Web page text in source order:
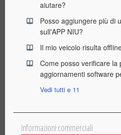
aiutare?
Posso aggiungere più di
sull'APP NIU?
Il mio veicolo risulta
Come posso verificare la
aggiornamenti software
Vedi tutti e 11
Informazioni commerciali